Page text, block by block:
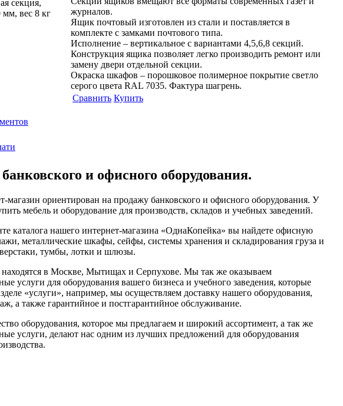
секция,
мм, вес 8 кг
журналов.
Ящик почтовый изготовлен из стали и поставляется в
комплекте с замками почтового типа.
Исполнение – вертикальное с вариантами 4,5,6,8 секций.
Конструкция ящика позволяет легко производить ремонт или
замену двери отдельной секции.
Окраска шкафов – порошковое полимерное покрытие светло
серого цвета RAL 7035. Фактура шагрень.
Сравнить Купить
и офисного оборудования.
магазин ориентирован на продажу банковского и офисного оборудования. У
мебель и оборудование для производств, складов и учебных заведений.
каталога нашего интернет-магазина «ОднаКопейка» вы найдете офисную
металлические шкафы, сейфы, системы хранения и складирования груза и
тумбы, лотки и шлюзы.
в Москве, Мытищах и Серпухове. Мы так же оказываем
услуги для оборудования вашего бизнеса и учебного заведения, которые
«услуги», например, мы осуществляем доставку нашего оборудования,
а также гарантийное и постгарантийное обслуживание.
оборудования, которое мы предлагаем и широкий ассортимент, а так же
услуги, делают нас одним из лучших предложений для оборудования